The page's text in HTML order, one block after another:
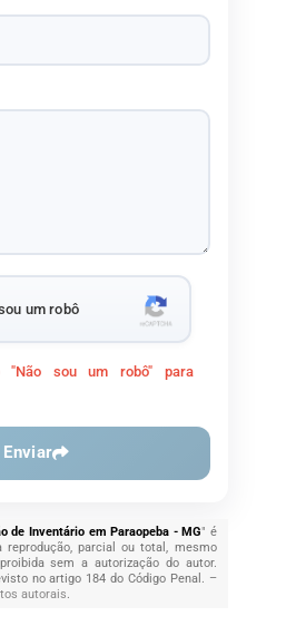
um robô
"Não sou um robô" para
Enviar
de Inventário em Paraopeba - MG" é
reprodução, parcial ou total, mesmo
sem a autorização do autor.
no artigo 184 do Código Penal. –
autorais.